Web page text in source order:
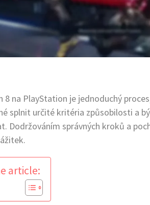
8 na PlayStation je jednoduchý
splnit určité kritéria způsobilosti a
Dodržováním správných kroků a
article: